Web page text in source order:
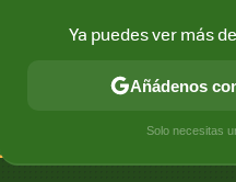
CONECTIVIDAD MÓVIL Y
Ya puedes ver más
Añádenos
Solo necesitas